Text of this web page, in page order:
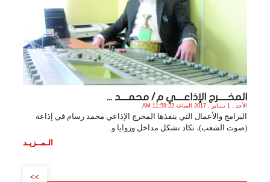
المخـــــرج الإذاعــــي م/ محمــــد ...
الأحد , 1 يـنـاير , 2017 الساعة 11:59:22 AM
البرامج والأعمال التي ينفذها المخرج الإذاعي محمد رسام في إذاعة
(صوت الشعب)، تكاد تشكل مداخل وزوايا و. .
الـمــزيـد
>>